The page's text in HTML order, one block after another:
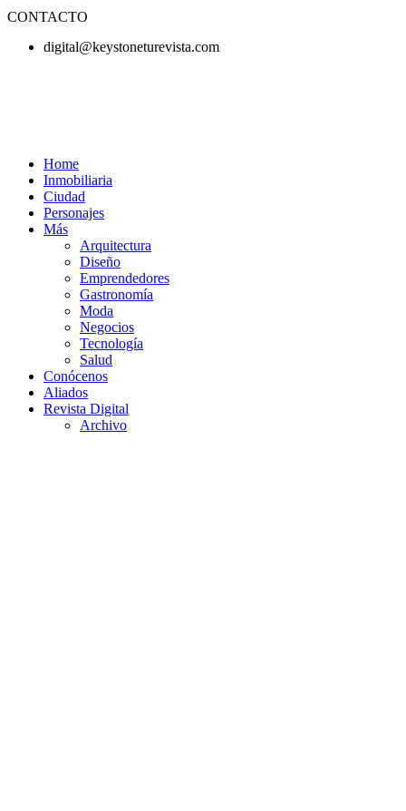
CONTACTO
digital@keystoneturevista.com
Home
Inmobiliaria
Ciudad
Personajes
Más
Arquitectura
Diseño
Emprendedores
Gastronomía
Moda
Negocios
Tecnología
Salud
Conócenos
Aliados
Revista Digital
Archivo